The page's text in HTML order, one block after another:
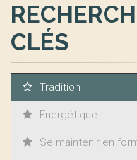
CLÉS
Tradition
Energétique
Se maintenir en